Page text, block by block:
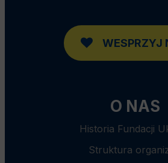
WESPRZYJ
O NAS
Historia Fundacji
Struktura